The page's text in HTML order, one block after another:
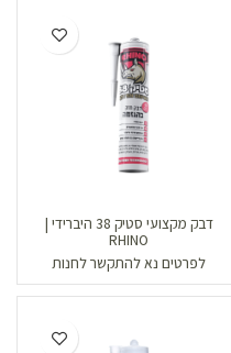
דבק מקצועי סטיק 38 היברידי |
RHINO
לפרטים נא להתקשר לחנות